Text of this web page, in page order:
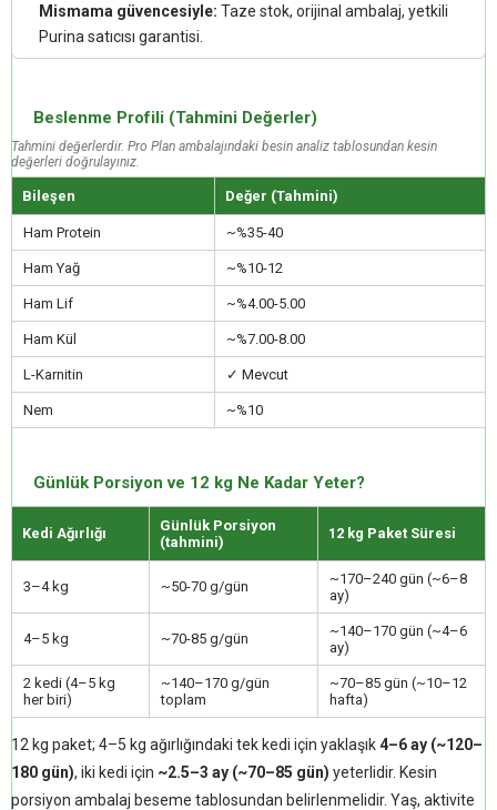
Mismama güvencesiyle: Taze stok, orijinal ambalaj, yetkili
Purina satıcısı garantisi.
Beslenme Profili (Tahmini Değerler)
Tahmini değerlerdir. Pro Plan ambalajındaki besin analiz tablosundan kesin
değerleri doğrulayınız.
Bileşen Değer (Tahmini)
Ham Protein ~%35-40
Ham Yağ ~%10-12
Ham Lif ~%4.00-5.00
Ham Kül ~%7.00-8.00
L-Karnitin ✓ Mevcut
Nem ~%10
Günlük Porsiyon ve 12 kg Ne Kadar Yeter?
Kedi Ağırlığı
Günlük Porsiyon
(tahmini)
12 kg Paket Süresi
3–4 kg ~50-70 g/gün
~170–240 gün (~6–8
ay)
4–5 kg ~70-85 g/gün
~140–170 gün (~4–6
ay)
2 kedi (4–5 kg
her biri)
~140–170 g/gün
toplam
~70–85 gün (~10–12
hafta)
12 kg paket; 4–5 kg ağırlığındaki tek kedi için yaklaşık4–6 ay (~120–
180 gün), iki kedi için ~2.5–3 ay (~70–85 gün) yeterlidir. Kesin
porsiyon ambalaj beseme tablosundan belirlenmelidir. Yaş, aktivite